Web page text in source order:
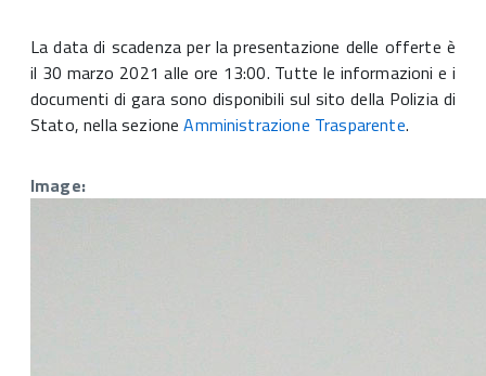
La data di scadenza per la presentazione delle offerte è
il 30 marzo 2021 alle ore 13:00. Tutte le informazioni e i
documenti di gara sono disponibili sul sito della Polizia di
Stato, nella sezioneAmministrazione Trasparente.
Image: